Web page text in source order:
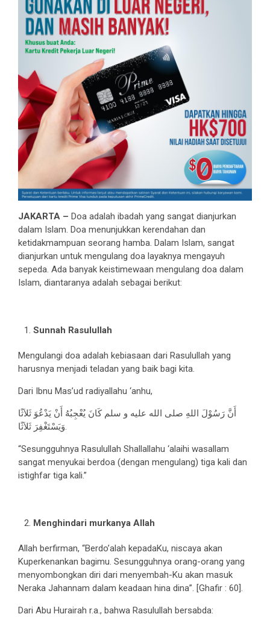
JAKARTA – Doa adalah ibadah yang sangat dianjurkan
dalam Islam. Doa menunjukkan kerendahan dan
ketidakmampuan seorang hamba. Dalam Islam, sangat
dianjurkan untuk mengulang doa layaknya mengayuh
sepeda. Ada banyak keistimewaan mengulang doa dalam
Islam, diantaranya adalah sebagai berikut:
Sunnah Rasulullah
Mengulangi doa adalah kebiasaan dari Rasulullah yang
harusnya menjadi teladan yang baik bagi kita.
Dari Ibnu Mas’ud radiyallahu ‘anhu,
أَنَّ رَسُوْلَ اللهِ صلى الله عليه و سلم كَانَ يُعْجِبُهُ أَنْ يَدْعُوَ ثَلاَثًا
وَيَسْتَغْفِرَ ثَلاَثًا.
“Sesungguhnya Rasulullah Shallallahu ‘alaihi wasallam
sangat menyukai berdoa (dengan mengulang) tiga kali dan
istighfar tiga kali.”
Menghindari murkanya Allah
Allah berfirman, “Berdo’alah kepadaKu, niscaya akan
Kuperkenankan bagimu. Sesungguhnya orang-orang yang
menyombongkan diri dari menyembah-Ku akan masuk
Neraka Jahannam dalam keadaan hina dina”. [Ghafir : 60].
Dari Abu Hurairah r.a., bahwa Rasulullah bersabda: